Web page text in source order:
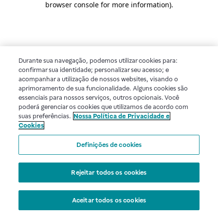
browser console for more information).
Durante sua navegação, podemos utilizar cookies para:
confirmar sua identidade; personalizar seu acesso; e
acompanhar a utilização de nossos websites, visando o
aprimoramento de sua funcionalidade. Alguns cookies são
essenciais para nossos serviços, outros opcionais. Você
poderá gerenciar os cookies que utilizamos de acordo com
suas preferências. Nossa Política de Privacidade e
Cookies
Definições de cookies
Rejeitar todos os cookies
Aceitar todos os cookies